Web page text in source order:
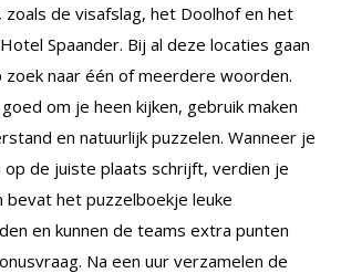
zoals de visafslag, het Doolhof en het
Spaander. Bij al deze locaties gaan
naar één of meerdere woorden.
om je heen kijken, gebruik maken
en natuurlijk puzzelen. Wanneer je
de juiste plaats schrijft, verdien je
bevat het puzzelboekje leuke
en kunnen de teams extra punten
Na een uur verzamelen de